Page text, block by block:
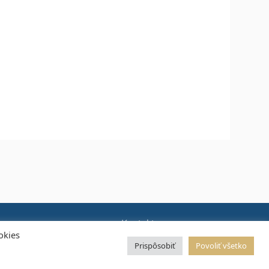
Kontakt
Právne informácie
Prispôsobiť Povoliť všetko